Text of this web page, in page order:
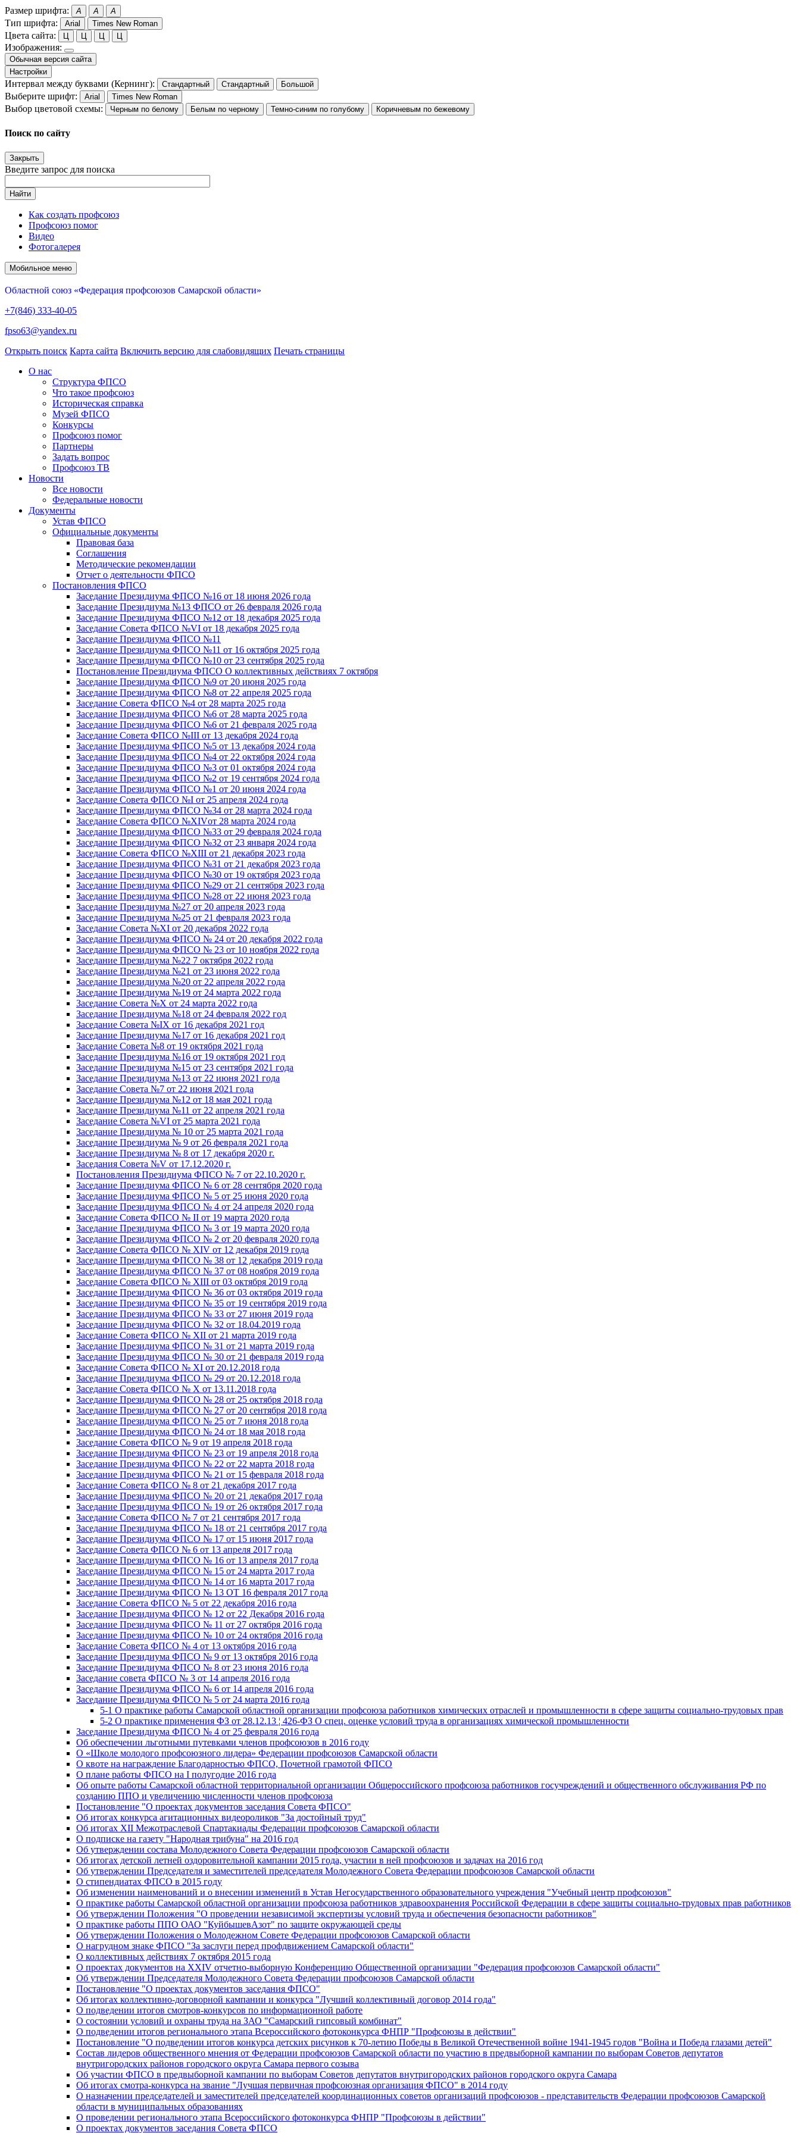
Размер шрифта: A A A
Тип шрифта: Arial Times New Roman
Цвета сайта: Ц Ц Ц Ц
Изображения:
Обычная версия сайта
Настройки
Интервал между буквами (Кернинг): Стандартный Стандартный Большой
Выберите шрифт: Arial Times New Roman
Выбор цветовой схемы: Черным по белому Белым по черному Темно-синим по голубому Коричневым по бежевому
Поиск по сайту
Закрыть
Введите запрос для поиска
Найти
Как создать профсоюз
Профсоюз помог
Видео
Фотогалерея
Мобильное меню
Областной союз «Федерация профсоюзов Самарской области»
+7(846) 333-40-05
fpso63@yandex.ru
Открыть поиск Карта сайта Включить версию для слабовидящих Печать страницы
О нас
Структура ФПСО
Что такое профсоюз
Историческая справка
Музей ФПСО
Конкурсы
Профсоюз помог
Партнеры
Задать вопрос
Профсоюз ТВ
Новости
Все новости
Федеральные новости
Документы
Устав ФПСО
Официальные документы
Правовая база
Соглашения
Методические рекомендации
Отчет о деятельности ФПСО
Постановления ФПСО
Заседание Президиума ФПСО №16 от 18 июня 2026 года
Заседание Президиума №13 ФПСО от 26 февраля 2026 года
Заседание Президиума ФПСО №12 от 18 декабря 2025 года
Заседание Совета ФПСО №VI от 18 декабря 2025 года
Заседание Президиума ФПСО №11
Заседание Президиума ФПСО №11 от 16 октября 2025 года
Заседание Президиума ФПСО №10 от 23 сентября 2025 года
Постановление Президиума ФПСО О коллективных действиях 7 октября
Заседание Президиума ФПСО №9 от 20 июня 2025 года
Заседание Президиума ФПСО №8 от 22 апреля 2025 года
Заседание Совета ФПСО №4 от 28 марта 2025 года
Заседание Президиума ФПСО №6 от 28 марта 2025 года
Заседание Президиума ФПСО №6 от 21 февраля 2025 года
Заседание Совета ФПСО №III от 13 декабря 2024 года
Заседание Президиума ФПСО №5 от 13 декабря 2024 года
Заседание Президиума ФПСО №4 от 22 октября 2024 года
Заседание Президиума ФПСО №3 от 01 октября 2024 года
Заседание Президиума ФПСО №2 от 19 сентября 2024 года
Заседание Президиума ФПСО №1 от 20 июня 2024 года
Заседание Совета ФПСО №I от 25 апреля 2024 года
Заседание Президиума ФПСО №34 от 28 марта 2024 года
Заседание Совета ФПСО №XIVот 28 марта 2024 года
Заседание Президиума ФПСО №33 от 29 февраля 2024 года
Заседание Президиума ФПСО №32 от 23 января 2024 года
Заседание Совета ФПСО №XIII от 21 декабря 2023 года
Заседание Президиума ФПСО №31 от 21 декабря 2023 года
Заседание Президиума ФПСО №30 от 19 октября 2023 года
Заседание Президиума ФПСО №29 от 21 сентября 2023 года
Заседание Президиума ФПСО №28 от 22 июня 2023 года
Заседание Президиума №27 от 20 апреля 2023 года
Заседание Президиума №25 от 21 февраля 2023 года
Заседание Совета №XI от 20 декабря 2022 года
Заседание Президиума ФПСО № 24 от 20 декабря 2022 года
Заседание Президиума ФПСО № 23 от 10 ноября 2022 года
Заседание Президиума №22 7 октября 2022 года
Заседание Президиума №21 от 23 июня 2022 года
Заседание Президиума №20 от 22 апреля 2022 года
Заседание Президиума №19 от 24 марта 2022 года
Заседание Совета №X от 24 марта 2022 года
Заседание Президиума №18 от 24 февраля 2022 год
Заседание Совета №IX от 16 декабря 2021 год
Заседание Президиума №17 от 16 декабря 2021 год
Заседание Совета №8 от 19 октября 2021 года
Заседание Президиума №16 от 19 октября 2021 год
Заседание Президиума №15 от 23 сентября 2021 года
Заседание Президиума №13 от 22 июня 2021 года
Заседание Совета №7 от 22 июня 2021 года
Заседание Президиума №12 от 18 мая 2021 года
Заседание Президиума №11 от 22 апреля 2021 года
Заседание Совета №VI от 25 марта 2021 года
Заседание Президиума № 10 от 25 марта 2021 года
Заседание Президиума № 9 от 26 февраля 2021 года
Заседание Президиума № 8 от 17 декабря 2020 г.
Заседания Совета №V от 17.12.2020 г.
Постановления Президиума ФПСО № 7 от 22.10.2020 г.
Заседание Президиума ФПСО № 6 от 28 сентября 2020 года
Заседание Президиума ФПСО № 5 от 25 июня 2020 года
Заседание Президиума ФПСО № 4 от 24 апреля 2020 года
Заседание Совета ФПСО № II от 19 марта 2020 года
Заседание Президиума ФПСО № 3 от 19 марта 2020 года
Заседание Президиума ФПСО № 2 от 20 февраля 2020 года
Заседание Совета ФПСО № XIV от 12 декабря 2019 года
Заседание Президиума ФПСО № 38 от 12 декабря 2019 года
Заседание Президиума ФПСО № 37 от 08 ноября 2019 года
Заседание Совета ФПСО № XIII от 03 октября 2019 года
Заседание Президиума ФПСО № 36 от 03 октября 2019 года
Заседание Президиума ФПСО № 35 от 19 сентября 2019 года
Заседание Президиума ФПСО № 33 от 27 июня 2019 года
Заседание Президиума ФПСО № 32 от 18.04.2019 года
Заседание Совета ФПСО № XII от 21 марта 2019 года
Заседание Президиума ФПСО № 31 от 21 марта 2019 года
Заседание Президиума ФПСО № 30 от 21 февраля 2019 года
Заседание Совета ФПСО № XI от 20.12.2018 года
Заседание Президиума ФПСО № 29 от 20.12.2018 года
Заседание Совета ФПСО № X от 13.11.2018 года
Заседание Президиума ФПСО № 28 от 25 октября 2018 года
Заседание Президиума ФПСО № 27 от 20 сентября 2018 года
Заседание Президиума ФПСО № 25 от 7 июня 2018 года
Заседание Президиума ФПСО № 24 от 18 мая 2018 года
Заседание Совета ФПСО № 9 от 19 апреля 2018 года
Заседание Президиума ФПСО № 23 от 19 апреля 2018 года
Заседание Президиума ФПСО № 22 от 22 марта 2018 года
Заседание Президиума ФПСО № 21 от 15 февраля 2018 года
Заседание Совета ФПСО № 8 от 21 декабря 2017 года
Заседание Президиума ФПСО № 20 от 21 декабря 2017 года
Заседание Президиума ФПСО № 19 от 26 октября 2017 года
Заседание Совета ФПСО № 7 от 21 сентября 2017 года
Заседание Президиума ФПСО № 18 от 21 сентября 2017 года
Заседание Президиума ФПСО № 17 от 15 июня 2017 года
Заседание Совета ФПСО № 6 от 13 апреля 2017 года
Заседание Президиума ФПСО № 16 от 13 апреля 2017 года
Заседание Президиума ФПСО № 15 от 24 марта 2017 года
Заседание Президиума ФПСО № 14 от 16 марта 2017 года
Заседание Президиума ФПСО № 13 ОТ 16 февраля 2017 года
Заседание Совета ФПСО № 5 от 22 декабря 2016 года
Заседание Президиума ФПСО № 12 от 22 Декабря 2016 года
Заседание Президиума ФПСО № 11 от 27 октября 2016 года
Заседание Президиума ФПСО № 10 от 24 октября 2016 года
Заседание Совета ФПСО № 4 от 13 октября 2016 года
Заседание Президиума ФПСО № 9 от 13 октября 2016 года
Заседание Президиума ФПСО № 8 от 23 июня 2016 года
Заседание совета ФПСО № 3 от 14 апреля 2016 года
Заседание Президиума ФПСО № 6 от 14 апреля 2016 года
Заседание Президиума ФПСО № 5 от 24 марта 2016 года
5-1 О практике работы Самарской областной организации профсоюза работников химических отраслей и промышленности в сфере защиты социально-трудовых прав
5-2 О практике применения ФЗ от 28.12.13 ¦ 426-ФЗ О спец. оценке условий труда в организациях химической промышленности
Заседание Президиума ФПСО № 4 от 25 февраля 2016 года
Об обеспечении льготными путевками членов профсоюзов в 2016 году
О «Школе молодого профсоюзного лидера» Федерации профсоюзов Самарской области
О квоте на награждение Благодарностью ФПСО, Почетной грамотой ФПСО
О плане работы ФПСО на I полугодие 2016 года
Об опыте работы Самарской областной территориальной организации Общероссийского профсоюза работников госучреждений и общественного обслуживания РФ по
созданию ППО и увеличению численности членов профсоюза
Постановление "О проектах документов заседания Совета ФПСО"
Об итогах конкурса агитационных видеороликов "За достойный труд"
Об итогах XII Межотраслевой Спартакиады Федерации профсоюзов Самарской области
О подписке на газету "Народная трибуна" на 2016 год
Об утверждении состава Молодежного Совета Федерации профсоюзов Самарской области
Об итогах детской летней оздоровительной кампании 2015 года, участии в ней профсоюзов и задачах на 2016 год
Об утверждении Председателя и заместителей председателя Молодежного Совета Федерации профсоюзов Самарской области
О стипендиатах ФПСО в 2015 году
Об изменении наименований и о внесении изменений в Устав Негосударственного образовательного учреждения "Учебный центр профсоюзов"
О практике работы Самарской областной организации профсоюза работников здравоохранения Российской Федерации в сфере защиты социально-трудовых прав работников
Об утверждении Положения "О проведении независимой экспертизы условий труда и обеспечения безопасности работников"
О практике работы ППО ОАО "КуйбышевАзот" по защите окружающей среды
Об утверждении Положения о Молодежном Совете Федерации профсоюзов Самарской области
О нагрудном знаке ФПСО "За заслуги перед профдвижением Самарской области"
О коллективных действиях 7 октября 2015 года
О проектах документов на XXIV отчетно-выборную Конференцию Общественной организации "Федерация профсоюзов Самарской области"
Об утверждении Председателя Молодежного Совета Федерации профсоюзов Самарской области
Постановление "О проектах документов заседания ФПСО"
Об итогах коллективно-договорной кампании и конкурса "Лучший коллективный договор 2014 года"
О подведении итогов смотров-конкурсов по информационной работе
О состоянии условий и охраны труда на ЗАО "Самарский гипсовый комбинат"
О подведении итогов регионального этапа Всероссийского фотоконкурса ФНПР "Профсоюзы в действии"
Постановление "О подведении итогов конкурса детских рисунков к 70-летию Победы в Великой Отечественной войне 1941-1945 годов "Война и Победа глазами детей"
Состав лидеров общественного мнения от Федерации профсоюзов Самарской области по участию в предвыборной кампании по выборам Советов депутатов
внутригородских районов городского округа Самара первого созыва
Об участии ФПСО в предвыборной кампании по выборам Советов депутатов внутригородских районов городского округа Самара
Об итогах смотра-конкурса на звание "Лучшая первичная профсоюзная организация ФПСО" в 2014 году
О назначении председателей и заместителей председателей координационных советов организаций профсоюзов - представительств Федерации профсоюзов Самарской
области в муниципальных образованиях
О проведении регионального этапа Всероссийского фотоконкурса ФНПР "Профсоюзы в действии"
О проектах документов заседания Совета ФПСО